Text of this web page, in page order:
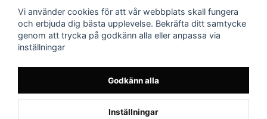
060-566 800
info@filter.se
559163-1972
© 2023 Filter.se, All rights reserved.
Vi använder cookies för att vår webbplats skall fungera
och erbjuda dig bästa upplevelse. Bekräfta ditt samtycke
genom att trycka på godkänn alla eller anpassa via
inställningar
Godkänn alla
Inställningar